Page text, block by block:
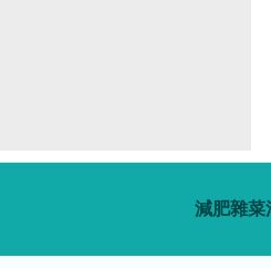
減肥雜